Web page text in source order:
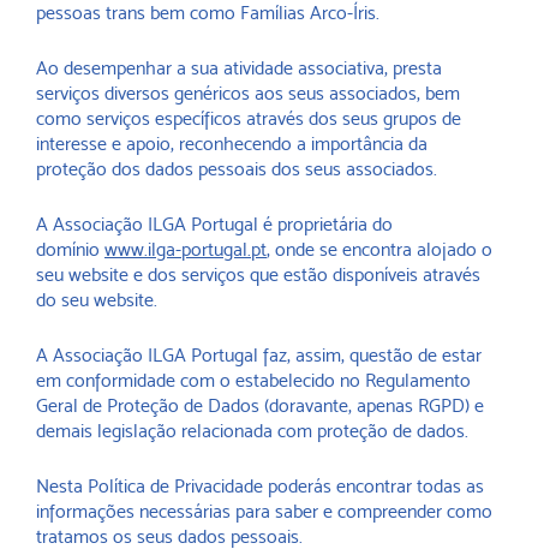
pessoas trans bem como Famílias Arco-Íris.
Ao desempenhar a sua atividade associativa, presta
serviços diversos genéricos aos seus associados, bem
como serviços específicos através dos seus grupos de
interesse e apoio, reconhecendo a importância da
proteção dos dados pessoais dos seus associados.
A Associação ILGA Portugal é proprietária do
domínio www.ilga-portugal.pt, onde se encontra alojado o
seu website e dos serviços que estão disponíveis através
do seu website.
A Associação ILGA Portugal faz, assim, questão de estar
em conformidade com o estabelecido no Regulamento
Geral de Proteção de Dados (doravante, apenas RGPD) e
demais legislação relacionada com proteção de dados.
Nesta Política de Privacidade poderás encontrar todas as
informações necessárias para saber e compreender como
tratamos os seus dados pessoais.